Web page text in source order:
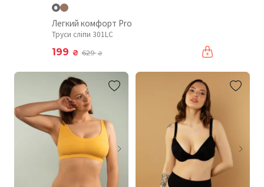
Легкий комфорт Pro
Труси сліпи 301LC
199 ₴ 629₴